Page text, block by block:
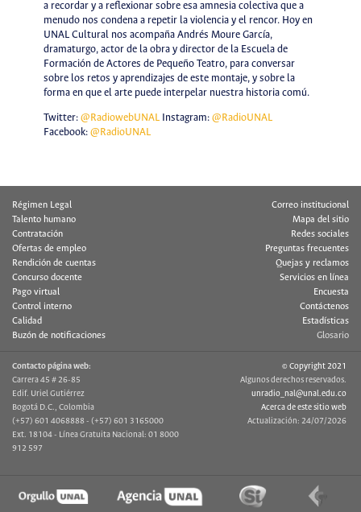
a recordar y a reflexionar sobre esa amnesia colectiva que a
menudo nos condena a repetir la violencia y el rencor. Hoy en
UNAL Cultural nos acompaña Andrés Moure García,
dramaturgo, actor de la obra y director de la Escuela de
Formación de Actores de Pequeño Teatro, para conversar
sobre los retos y aprendizajes de este montaje, y sobre la
forma en que el arte puede interpelar nuestra historia comú.
Twitter: @RadiowebUNALInstagram: @RadioUNAL
Facebook: @RadioUNAL
Régimen Legal
Talento humano
Contratación
Ofertas de empleo
Rendición de cuentas
Concurso docente
Pago virtual
Control interno
Calidad
Buzón de notificaciones
Correo institucional
Mapa del sitio
Redes sociales
Preguntas frecuentes
Quejas y reclamos
Servicios en línea
Encuesta
Contáctenos
Estadísticas
Glosario
Contacto página web:
Carrera 45 # 26-85
Edif. Uriel Gutiérrez
Bogotá D.C., Colombia
(+57) 601 4068888 - (+57) 601 3165000
Ext. 18104 - Línea Gratuita Nacional: 01 8000
912 597
© Copyright 2021
Algunos derechos reservados.
unradio_nal@unal.edu.co
Acerca de este sitio web
Actualización: 24/07/2026